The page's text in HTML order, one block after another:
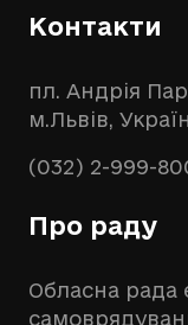
Контакти
пл. Андрія
м.Львів,
(032) 2-999-
Про раду
Обласна рада